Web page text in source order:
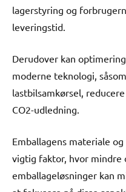
lagerstyring og
leveringstid.
Derudover kan
moderne teknologi,
lastbilsamkørsel,
CO2-udledning.
Emballagens materiale
vigtig faktor, hvor
emballageløsninger kan